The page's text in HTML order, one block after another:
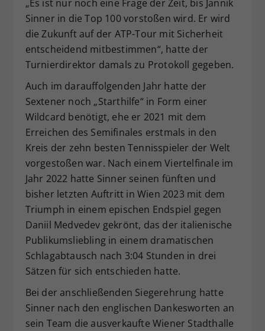
„Es ist nur noch eine Frage der Zeit, bis Jannik
Sinner in die Top 100 vorstoßen wird. Er wird
die Zukunft auf der ATP-Tour mit Sicherheit
entscheidend mitbestimmen“, hatte der
Turnierdirektor damals zu Protokoll gegeben.
Auch im darauffolgenden Jahr hatte der
Sextener noch „Starthilfe“ in Form einer
Wildcard benötigt, ehe er 2021 mit dem
Erreichen des Semifinales erstmals in den
Kreis der zehn besten Tennisspieler der Welt
vorgestoßen war. Nach einem Viertelfinale im
Jahr 2022 hatte Sinner seinen fünften und
bisher letzten Auftritt in Wien 2023 mit dem
Triumph in einem epischen Endspiel gegen
Daniil Medvedev gekrönt, das der italienische
Publikumsliebling in einem dramatischen
Schlagabtausch nach 3:04 Stunden in drei
Sätzen für sich entschieden hatte.
Bei der anschließenden Siegerehrung hatte
Sinner nach den englischen Dankesworten an
sein Team die ausverkaufte Wiener Stadthalle